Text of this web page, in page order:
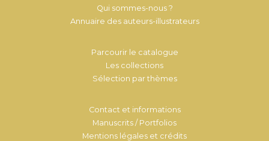
Qui sommes-nous ?
Annuaire des auteurs-illustrateurs
Parcourir le catalogue
Les collections
Sélection par thèmes
Contact et informations
Manuscrits / Portfolios
Mentions légales et crédits